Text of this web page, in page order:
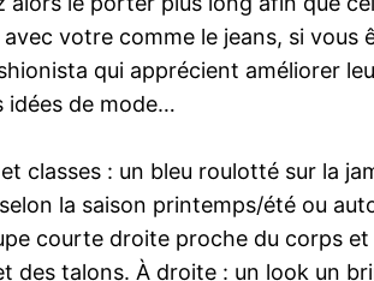
votre comme le jeans, si vous
qui apprécient améliorer
idées de mode…
classes : un bleu roulotté sur la
la saison printemps/été ou
courte droite proche du corps
des talons. À droite : un look un